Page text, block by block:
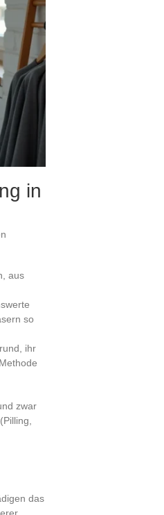
in
aus
so
ihr
zwar
das